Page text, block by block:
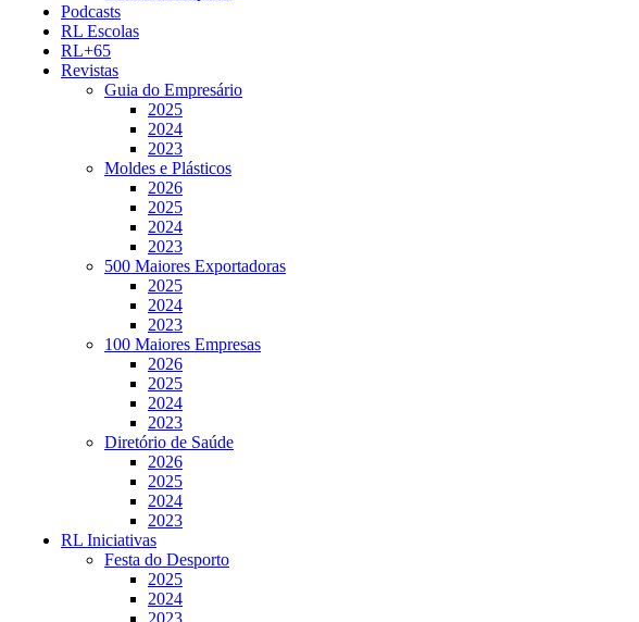
Podcasts
RL Escolas
RL+65
Revistas
Guia do Empresário
2025
2024
2023
Moldes e Plásticos
2026
2025
2024
2023
500 Maiores Exportadoras
2025
2024
2023
100 Maiores Empresas
2026
2025
2024
2023
Diretório de Saúde
2026
2025
2024
2023
RL Iniciativas
Festa do Desporto
2025
2024
2023